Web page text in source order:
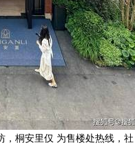
，桐安里仅 为售楼处热线，社